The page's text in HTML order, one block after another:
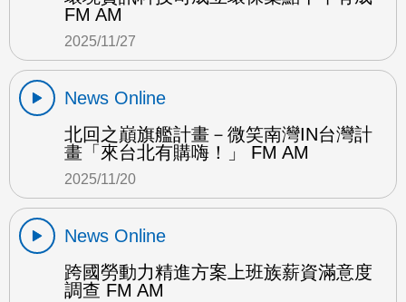
FM AM
2025/11/27
News Online
北回之巔旗艦計畫－微笑南灣IN台灣計
畫「來台北有購嗨！」 FM AM
2025/11/20
News Online
跨國勞動力精進方案上班族薪資滿意度
調查 FM AM